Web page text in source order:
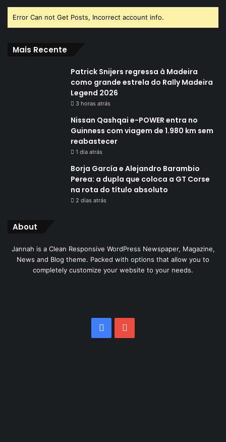
Error Can not Get Posts, Incorrect account info.
Mais Recente
Patrick Snijers regressa à Madeira
como grande estrela do Rally Madeira
Legend 2026
3 horas atrás
Nissan Qashqai e-POWER entra no
Guinness com viagem de 1.980 km sem
reabastecer
1 dia atrás
Borja García e Alejandro Barambio
Perea: a dupla que coloca a GT Corse
na rota do título absoluto
2 dias atrás
About
Jannah is a Clean Responsive WordPress Newspaper, Magazine,
News and Blog theme. Packed with options that allow you to
completely customize your website to your needs.
Facebook